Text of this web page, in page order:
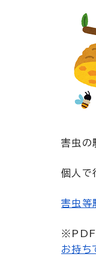
害虫の
個人で
害虫等
※PDF
お持ち